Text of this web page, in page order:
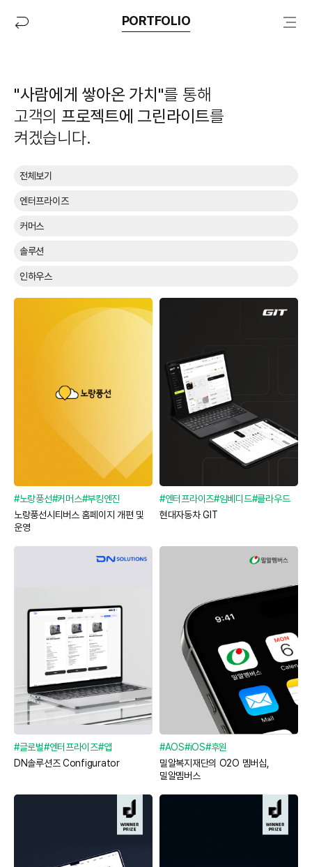
PORTFOLIO
"사람에게 쌓아온 가치"를 통해
고객의 프로젝트에 그린라이트를
켜겠습니다.
분
선
전체보기
엔터프라이즈
커머스
솔루션
인하우스
#노랑풍선#커머스#부킹엔진
노랑풍선시티버스 홈페이지 개편 및
운영
#엔터프라이즈#임베디드#클라우드
현대자동차 GIT
#글로벌#엔터프라이즈#앱
DN솔루션즈 Configurator
#AOS#iOS#후원
밀알복지재단의 O2O 멤버십,
밀알멤버스